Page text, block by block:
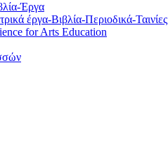
Έργα
έργα-Βιβλία-Περιοδικά-Ταινίες
for Arts Education